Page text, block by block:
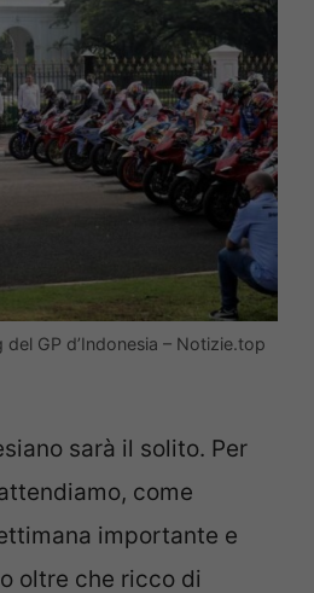
GP d’Indonesia – Notizie.top
sarà il solito. Per
come
importante e
oltre che ricco di